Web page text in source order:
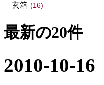
玄箱 (16)
最新の20件
2010-10-16